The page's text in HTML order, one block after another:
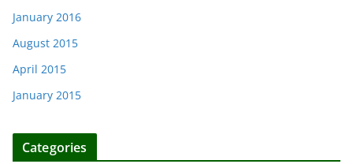
January 2016
August 2015
April 2015
January 2015
Categories